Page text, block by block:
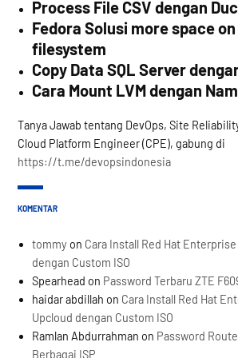
Process File CSV dengan
Fedora Solusi more space
filesystem
Copy Data SQL Server
Cara Mount LVM dengan
Tanya Jawab tentang DevOps, Site
Cloud Platform Engineer (CPE), gabung di
https://t.me/devopsindonesia
KOMENTAR
tommy on Cara Install Red Hat
dengan Custom ISO
Spearhead on Password Terbaru ZTE
haidar abdillah on Cara Install Red Hat
Upcloud dengan Custom ISO
Ramlan Abdurrahman on Password
Berbagai ISP